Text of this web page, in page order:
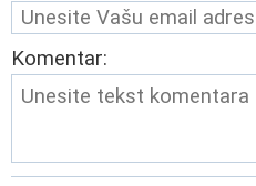
Komentar: